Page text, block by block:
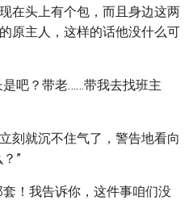
在头上有个包，而且身边这两
原主人，这样的话他没什么可
吧？带老……带我去找班主
刻就沉不住气了，警告地看向
”
！我告诉你，这件事咱们没